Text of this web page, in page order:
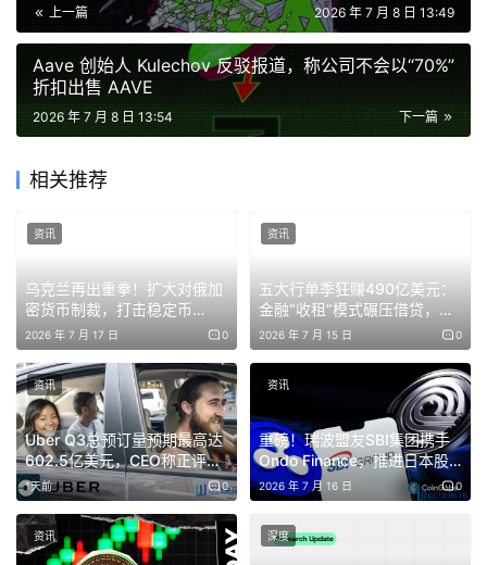
上一篇 2026 年 7 月 8 日 13:49
Aave 创始人 Kulechov 反驳报道，称公司不会以“70%”
折扣出售 AAVE
下一篇
2026 年 7 月 8 日 13:54
相关推荐
乌克兰再出重拳！扩大对俄加
密货币制裁，打击稳定币
A7A5交易
2026 年 7 月 17 日 0
资讯
五大行单季狂赚490亿美元：
金融“收租”模式碾压借贷，加
密赛道面临新变局
2026 年 7 月 15 日 0
资讯
Uber Q3总预订量预期最高达
602.5亿美元，CEO称正评估
稳定币跨境支付
1天前 0
资讯
重磅！瑞波盟友SBI集团携手
Ondo Finance，推进日本股
票代币化与JPYSC稳定币扩张
2026 年 7 月 16 日 0
资讯
资讯 深度